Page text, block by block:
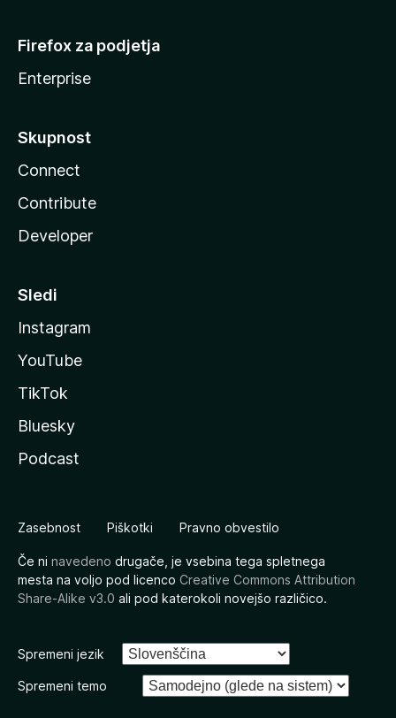
Firefox za podjetja
Enterprise
Skupnost
Connect
Contribute
Developer
Sledi
Instagram
YouTube
TikTok
Bluesky
Podcast
Zasebnost Piškotki Pravno obvestilo
Če ni navedeno drugače, je vsebina tega spletnega
mesta na voljo pod licenco Creative Commons Attribution
Share-Alike v3.0 ali pod katerokoli novejšo različico.
Spremeni jezik
Spremeni temo